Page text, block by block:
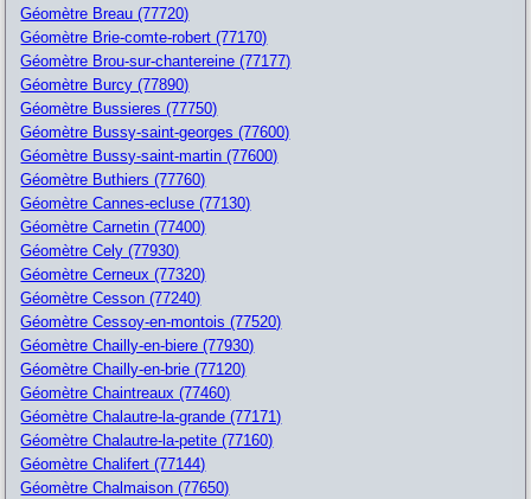
Géomètre Breau (77720)
Géomètre Brie-comte-robert (77170)
Géomètre Brou-sur-chantereine (77177)
Géomètre Burcy (77890)
Géomètre Bussieres (77750)
Géomètre Bussy-saint-georges (77600)
Géomètre Bussy-saint-martin (77600)
Géomètre Buthiers (77760)
Géomètre Cannes-ecluse (77130)
Géomètre Carnetin (77400)
Géomètre Cely (77930)
Géomètre Cerneux (77320)
Géomètre Cesson (77240)
Géomètre Cessoy-en-montois (77520)
Géomètre Chailly-en-biere (77930)
Géomètre Chailly-en-brie (77120)
Géomètre Chaintreaux (77460)
Géomètre Chalautre-la-grande (77171)
Géomètre Chalautre-la-petite (77160)
Géomètre Chalifert (77144)
Géomètre Chalmaison (77650)